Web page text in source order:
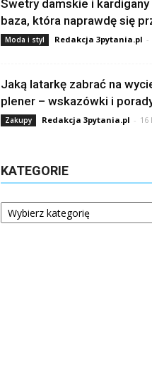
Swetry damskie i
baza, która naprawdę się
Moda i styl Redakcja 3pytania.pl -
Jaką latarkę zabrać na
plener – wskazówki i
Zakupy Redakcja 3pytania.pl - 16
KATEGORIE
Kategorie